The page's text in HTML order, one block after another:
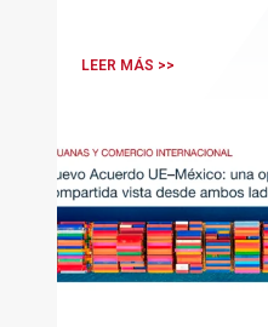
LEER MÁS >>